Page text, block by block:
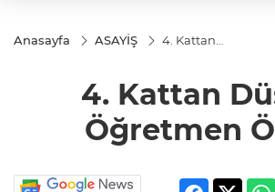
Anasayfa ASAYİŞ
4. Kattan
Öldü
4. Kattan
Öğretmen